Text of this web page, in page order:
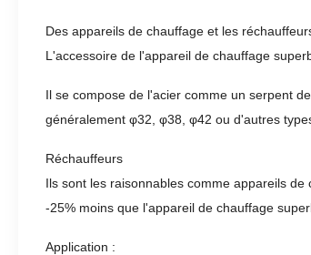
Des appareils de chauffage et les
L'accessoire de l'appareil de chauffage
Il se compose de l'acier comme un serpent
généralement φ32, φ38, φ42 ou d'autres
Réchauffeurs
Ils sont les raisonnables comme appareils
-25% moins que l'appareil de chauffage
Application :